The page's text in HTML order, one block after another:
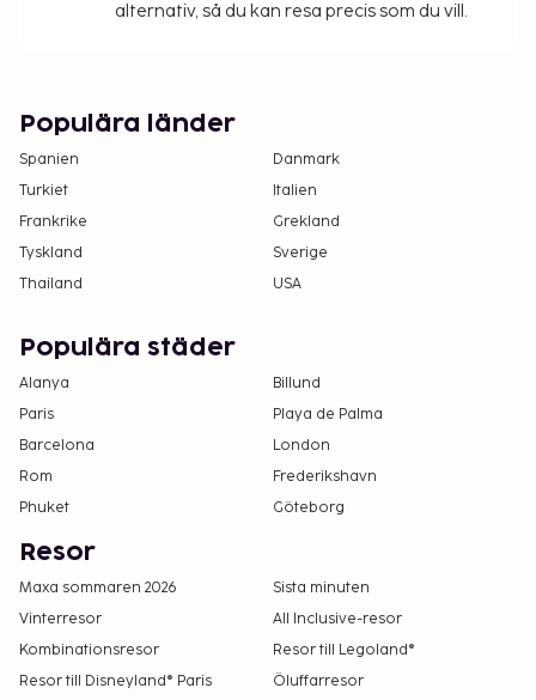
alternativ, så du kan resa precis som du vill.
Populära länder
Spanien
Danmark
Turkiet
Italien
Frankrike
Grekland
Tyskland
Sverige
Thailand
USA
Populära städer
Alanya
Billund
Paris
Playa de Palma
Barcelona
London
Rom
Frederikshavn
Phuket
Göteborg
Resor
Maxa sommaren 2026
Sista minuten
Vinterresor
All Inclusive-resor
Kombinationsresor
Resor till Legoland®
Resor till Disneyland® Paris
Öluffarresor